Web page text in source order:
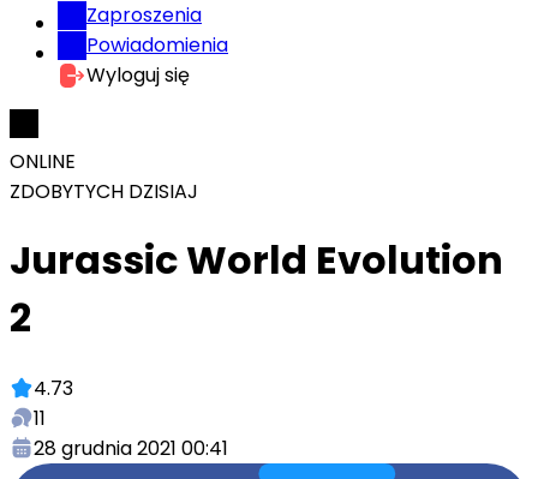
Zaproszenia
Powiadomienia
Wyloguj się
ONLINE
ZDOBYTYCH DZISIAJ
Jurassic World Evolution
2
4.73
11
28 grudnia 2021 00:41